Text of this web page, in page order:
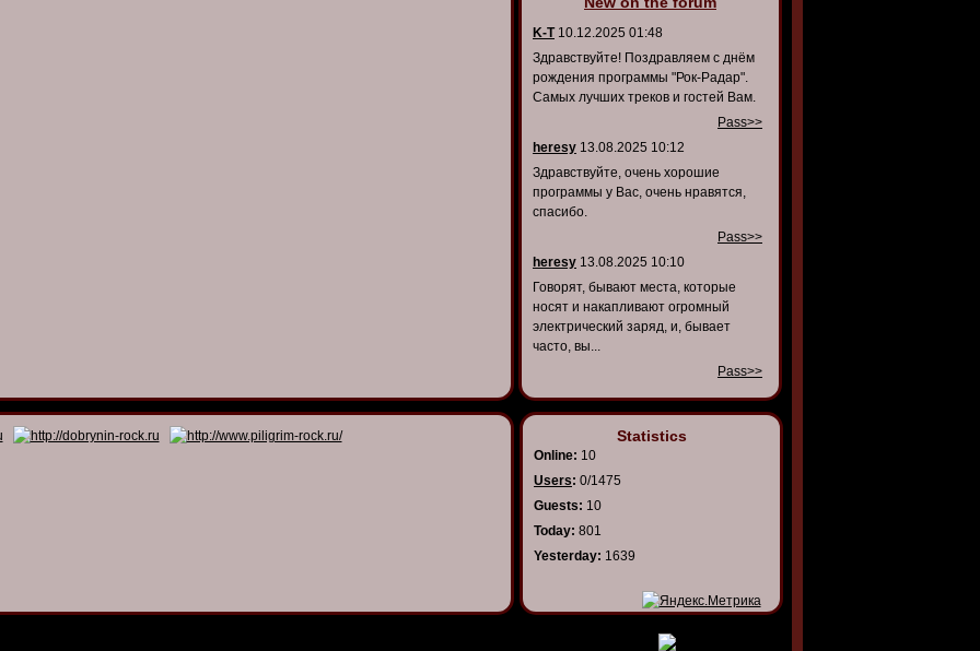
K-T10.12.2025 01:48
Здравствуйте! Поздравляем с днём
рождения программы "Рок-Радар".
Самых лучших треков и гостей Вам.
Pass>>
heresy 13.08.2025 10:12
Здравствуйте, очень хорошие
программы у Вас, очень нравятся,
спасибо.
Pass>>
heresy 13.08.2025 10:10
Говорят, бывают места, которые
носят и накапливают огромный
электрический заряд, и, бывает
часто, вы...
Pass>>
Statistics
Online: 10
Users: 0/1475
Guests: 10
Today: 801
Yesterday: 1639